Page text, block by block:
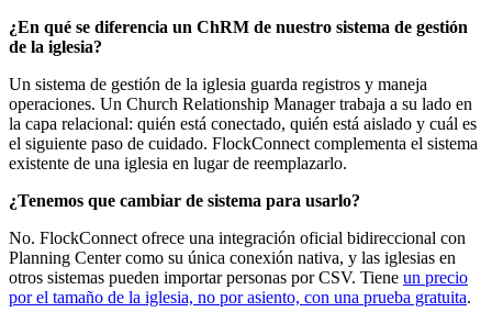
¿En qué se diferencia un ChRM de nuestro sistema de gestión
de la iglesia?
Un sistema de gestión de la iglesia guarda registros y maneja
operaciones. Un Church Relationship Manager trabaja a su lado en
la capa relacional: quién está conectado, quién está aislado y cuál es
el siguiente paso de cuidado. FlockConnect complementa el sistema
existente de una iglesia en lugar de reemplazarlo.
¿Tenemos que cambiar de sistema para usarlo?
No. FlockConnect ofrece una integración oficial bidireccional con
Planning Center como su única conexión nativa, y las iglesias en
otros sistemas pueden importar personas por CSV. Tiene un precio
por el tamaño de la iglesia, no por asiento, con una prueba gratuita.